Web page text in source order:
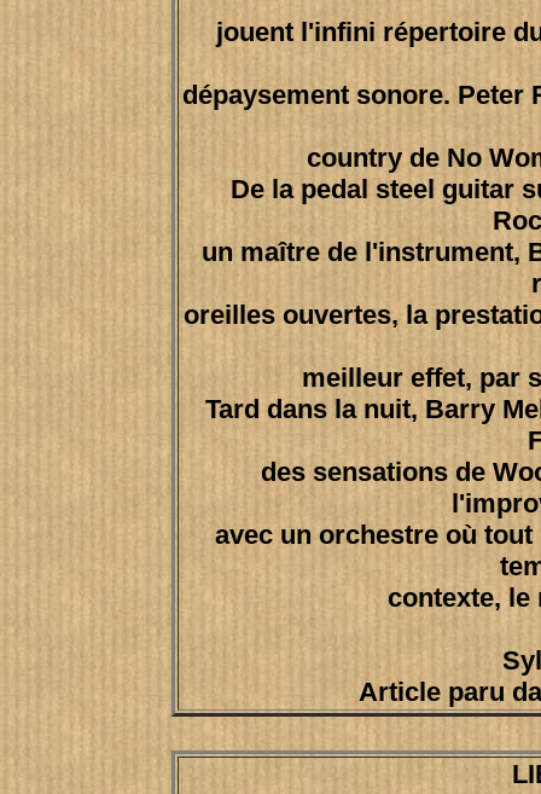
jouent l'infini répertoire
dépaysement sonore. Peter
country de No
De la pedal steel guitar
un maître de l'instrument,
oreilles ouvertes, la
meilleur effet, par
Tard dans la nuit, Barry
des sensations de
avec un orchestre où
contexte, le
Article paru